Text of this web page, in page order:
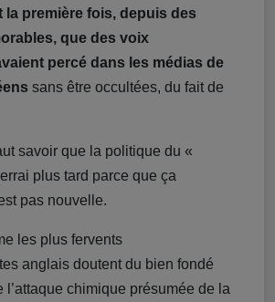
la première fois, depuis des
que des voix
percé dans les médias de
sans être occultées, du fait de
savoir que la politique du «
plus tard parce que ça
pas nouvelle.
les plus fervents
anglais doutent du bien fondé
l’attaque chimique présumée de la